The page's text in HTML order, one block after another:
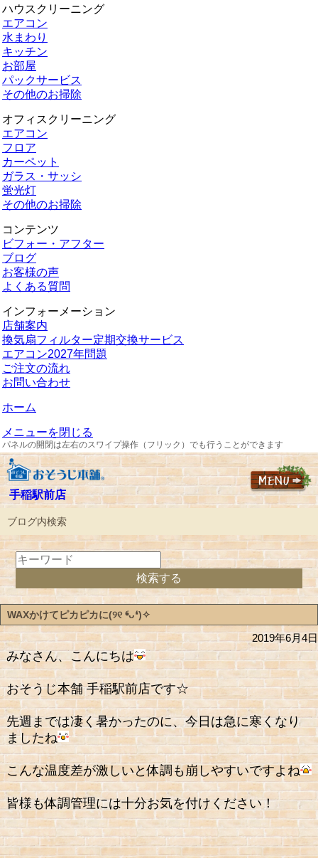
ハウスクリーニング
エアコン
水まわり
キッチン
お部屋
パックサービス
その他のお掃除
オフィスクリーニング
エアコン
フロア
カーペット
ガラス・サッシ
蛍光灯
その他のお掃除
コンテンツ
ビフォー・アフター
ブログ
お客様の声
よくある質問
インフォーメーション
店舗案内
換気扇フィルター定期交換サービス
エアコン2027年問題
ご注文の流れ
お問い合わせ
ホーム
メニューを閉じる
パネルの開閉は左右のスワイプ操作（フリック）でも行うことができます
手稲駅前店
ブログ内検索
WAXかけてピカピカに(୨୧ ❛ᴗ❛)✧
2019年6月4日
みなさん、こんにちは
おそうじ本舗 手稲駅前店です☆
先週までは凄く暑かったのに、今日は急に寒くなり
ましたね
こんな温度差が激しいと体調も崩しやすいですよね
皆様も体調管理には十分お気を付けください！